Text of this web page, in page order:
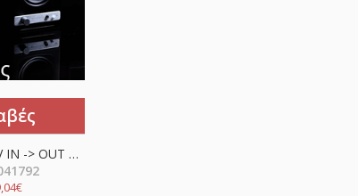
Inverter 48V ΙΝ -> OUT 230VAC 400W καθαρού ημιτόνου NTS-750-248EU MEAN WELL